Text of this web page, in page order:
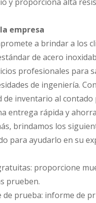
empresa
a brindar a los
de acero
profesionales para
de ingeniería.
de inventario al contado
entrega rápida y
brindamos los
para ayudarlo en su
proporcione
prueben.
de prueba: informe de